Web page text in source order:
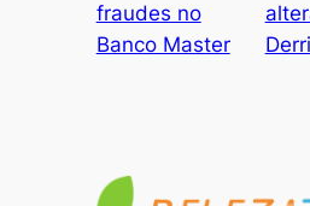
fraudes no
Banco Master